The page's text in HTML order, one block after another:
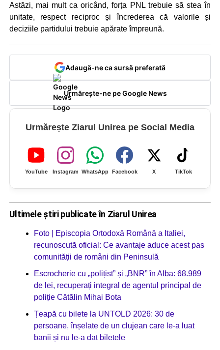
Astăzi, mai mult ca oricând, forța PNL trebuie să stea în
unitate, respect reciproc și încrederea că valorile și
deciziile partidului trebuie apărate împreună.
Adaugă-ne ca sursă preferată
Urmărește-ne pe Google News
Urmărește Ziarul Unirea pe Social Media
YouTube Instagram WhatsApp Facebook X TikTok
Ultimele știri publicate în Ziarul Unirea
Foto | Episcopia Ortodoxă Română a Italiei,
recunoscută oficial: Ce avantaje aduce acest pas
comunității de români din Peninsulă
Escrocherie cu „polițist” și „BNR” în Alba: 68.989
de lei, recuperați integral de agentul principal de
poliție Cătălin Mihai Bota
Țeapă cu bilete la UNTOLD 2026: 30 de
persoane, înșelate de un clujean care le-a luat
banii și nu le-a dat biletele